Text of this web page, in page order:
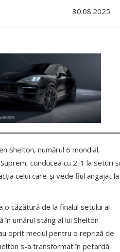
30.08.2025
Shelton, numărul 6 mondial,
conducea cu 2-1 la seturi și
celui care-și vede fiul angajat la
căzătură de la finalul setului al
umărul stâng al lui Shelton
oprit meciul pentru o repriză de
s-a transformat în petardă